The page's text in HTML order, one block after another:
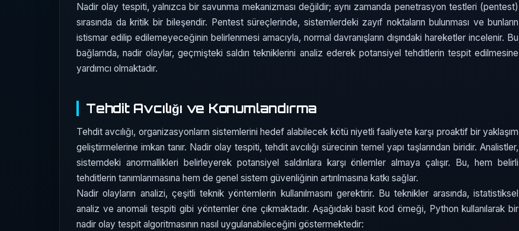
Nadir olay tespiti, yalnızca bir savunma mekanizması değildir; aynı zamanda penetrasyon testleri (pentest)
sırasında da kritik bir bileşendir. Pentest süreçlerinde, sistemlerdeki zayıf noktaların bulunması ve bunların
istismar edilip edilemeyeceğinin belirlenmesi amacıyla, normal davranışların dışındaki hareketler incelenir. Bu
bağlamda, nadir olaylar, geçmişteki saldırı tekniklerini analiz ederek potansiyel tehditlerin tespit edilmesine
yardımcı olmaktadır.
Tehdit Avcılığı ve Konumlandırma
Tehdit avcılığı, organizasyonların sistemlerini hedef alabilecek kötü niyetli faaliyete karşı proaktif bir yaklaşım
geliştirmelerine imkan tanır. Nadir olay tespiti, tehdit avcılığı sürecinin temel yapı taşlarından biridir. Analistler,
sistemdeki anormallikleri belirleyerek potansiyel saldırılara karşı önlemler almaya çalışır. Bu, hem belirli
tehditlerin tanımlanmasına hem de genel sistem güvenliğinin artırılmasına katkı sağlar.
Nadir olayların analizi, çeşitli teknik yöntemlerin kullanılmasını gerektirir. Bu teknikler arasında, istatistiksel
analiz ve anomali tespiti gibi yöntemler öne çıkmaktadır. Aşağıdaki basit kod örneği, Python kullanılarak bir
nadir olay tespit algoritmasının nasıl uygulanabileceğini göstermektedir: